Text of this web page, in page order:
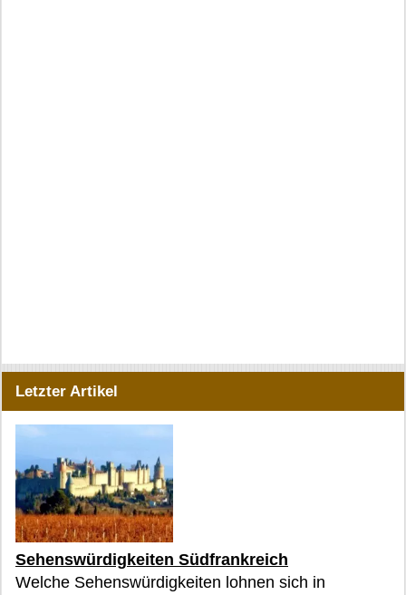
Letzter Artikel
Sehenswürdigkeiten Südfrankreich
Welche Sehenswürdigkeiten lohnen sich in